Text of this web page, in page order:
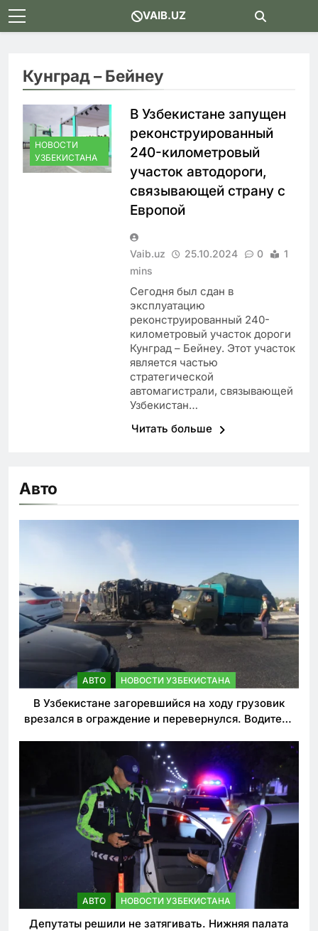
Skip
to
VAIB.UZ
Кунград – Бейнеу
НОВОСТИ
УЗБЕКИСТАНА
В Узбекистане запущен
реконструированный
240-километровый
участок автодороги,
связывающей страну с
Европой
Vaib.uz 25.10.2024 0
1
mins
Сегодня был сдан в
эксплуатацию
реконструированный 240-
километровый участок дороги
Кунград – Бейнеу. Этот участок
является частью
стратегической
автомагистрали, связывающей
Узбекистан…
Читать больше
Авто
АВТО НОВОСТИ УЗБЕКИСТАНА
В Узбекистане загоревшийся на ходу грузовик
врезался в ограждение и перевернулся. Водитель
АВТО НОВОСТИ УЗБЕКИСТАНА
Депутаты решили не затягивать. Нижняя палата